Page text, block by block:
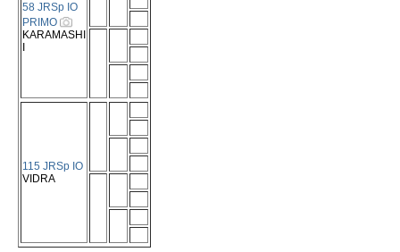
58 JRSp IO
PRIMO
KARAMASHI
115 JRSp IO
VIDRA